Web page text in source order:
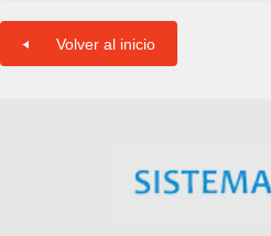
Volver al inicio